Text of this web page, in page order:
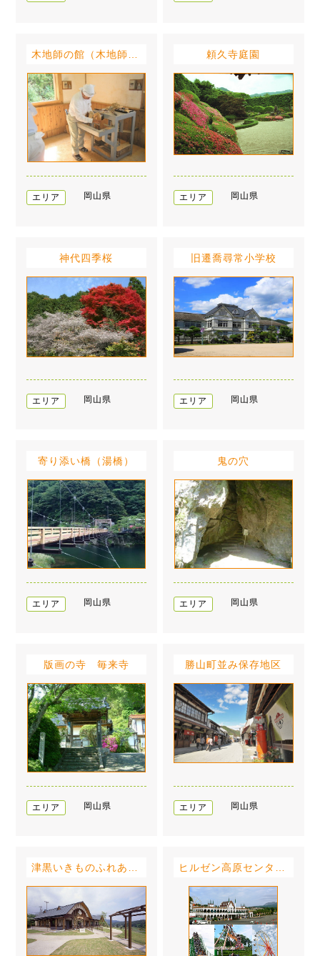
エリア 岡山県
頼久寺庭園
エリア 岡山県
神代四季桜
エリア 岡山県
旧遷喬尋常小学校
エリア 岡山県
寄り添い橋（湯橋）
エリア 岡山県
鬼の穴
エリア 岡山県
版画の寺 毎来寺
エリア 岡山県
勝山町並み保存地区
エリア 岡山県